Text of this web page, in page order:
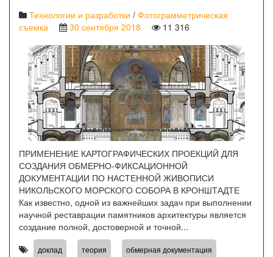
Технологии и разработки / Фотограмметрическая
съемка
30 сентября 2018 11 316
ПРИМЕНЕНИЕ КАРТОГРАФИЧЕСКИХ ПРОЕКЦИЙ ДЛЯ
СОЗДАНИЯ ОБМЕРНО-ФИКСАЦИОННОЙ
ДОКУМЕНТАЦИИ ПО НАСТЕННОЙ ЖИВОПИСИ
НИКОЛЬСКОГО МОРСКОГО СОБОРА В КРОНШТАДТЕ
Как известно, одной из важнейших задач при выполнении
научной реставрации памятников архитектуры является
создание полной, достоверной и точной...
доклад теория обмерная документация